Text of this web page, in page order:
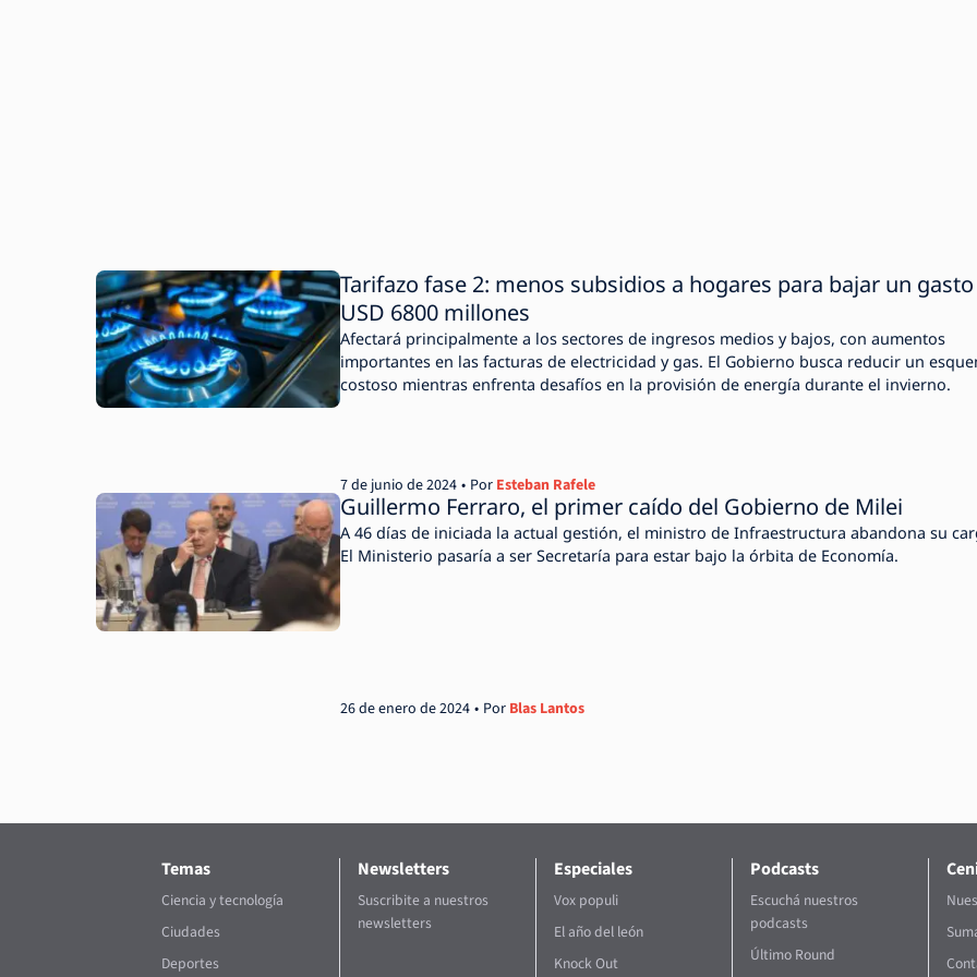
Tarifazo fase 2: menos subsidios a hogares para bajar un
USD 6800 millones
Afectará principalmente a los sectores de ingresos medios y bajos, con aumentos
importantes en las facturas de electricidad y gas. El Gobierno busca reducir un
costoso mientras enfrenta desafíos en la provisión de energía durante el invierno.
Por Esteban Rafele
7 de junio de 2024
Guillermo Ferraro, el primer caído del Gobierno de Milei
A 46 días de iniciada la actual gestión, el ministro de Infraestructura abandona su
El Ministerio pasaría a ser Secretaría para estar bajo la órbita de Economía.
Por Blas Lantos
26 de enero de 2024
Temas
Ciencia y tecnología
Ciudades
Deportes
Newsletters
Suscribite a nuestros
newsletters
Especiales
Vox populi
El año del león
Knock Out
Podcasts
Escuchá nuestros
podcasts
Último Round